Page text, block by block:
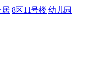
居 8区11号楼 幼儿园